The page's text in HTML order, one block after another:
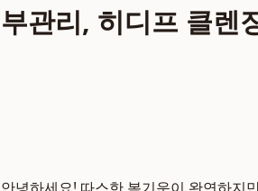
관리, 히디프 클렌